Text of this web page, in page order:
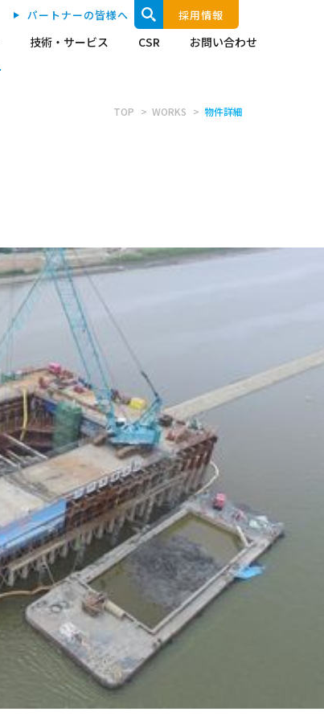
技術・サービス CSR お問い合わせ
パートナーの皆様へ 採用情報
TOP WORKS 物件詳細